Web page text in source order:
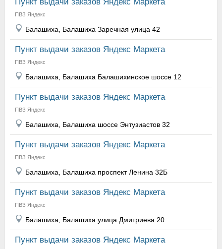
ПВЗ Яндекс
Балашиха, Балашиха Заречная улица 42
Пункт выдачи заказов Яндекс Маркета
ПВЗ Яндекс
Балашиха, Балашиха Балашихинское шоссе 12
Пункт выдачи заказов Яндекс Маркета
ПВЗ Яндекс
Балашиха, Балашиха шоссе Энтузиастов 32
Пункт выдачи заказов Яндекс Маркета
ПВЗ Яндекс
Балашиха, Балашиха проспект Ленина 32Б
Пункт выдачи заказов Яндекс Маркета
ПВЗ Яндекс
Балашиха, Балашиха улица Дмитриева 20
Пункт выдачи заказов Яндекс Маркета